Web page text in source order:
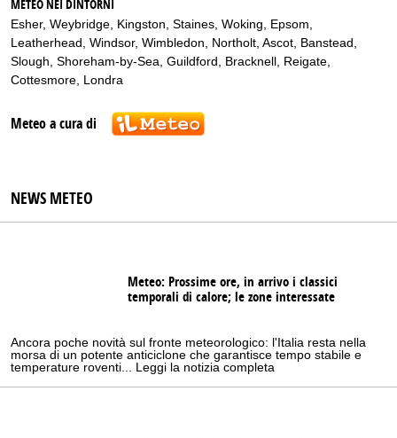
METEO NEI DINTORNI
Esher, Weybridge Kingston Staines Woking Epsom
Leatherhead Windsor, Wimbledon Northolt Ascot Banstead
Slough Shoreham-by-Sea Guildford Bracknell Reigate
Cottesmore Londra
Meteo a cura di
NEWS METEO
Meteo: Prossime ore, in arrivo i classici
temporali di calore; le zone interessate
Ancora poche novità sul fronte meteorologico: l'Italia resta nella
morsa di un potente anticiclone che garantisce tempo stabile e
temperature roventi... Leggi la notizia completa